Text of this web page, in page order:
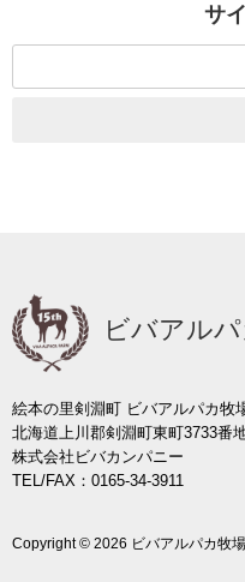
サ
ビバアル
絵本の里剣淵町 ビバアルパカ牧
北海道上川郡剣淵町東町3733
株式会社ビバカンパニー
TEL/FAX：0165-34-3911
Copyright © 2026 ビバアルパカ牧